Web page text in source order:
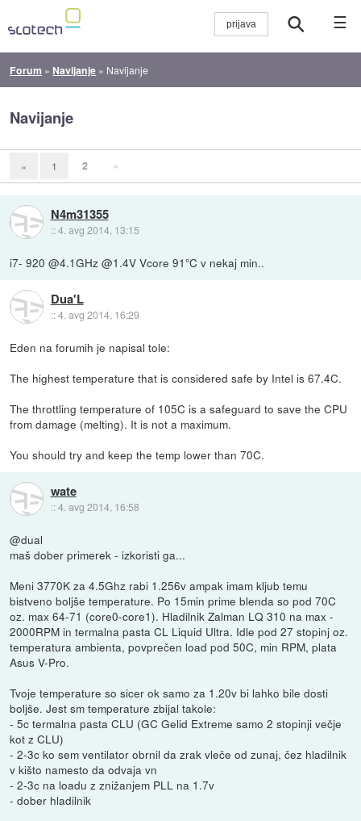
☰
Forum » Navijanje » Navijanje
Navijanje
« 1 2 »
N4m31355
::4. avg 2014, 13:15
i7- 920 @4.1GHz @1.4V Vcore 91°C v nekaj min..
Dua'L
::4. avg 2014, 16:29
Eden na forumih je napisal tole:
The highest temperature that is considered safe by Intel is 67.4C.
The throttling temperature of 105C is a safeguard to save the CPU
from damage (melting). It is not a maximum.
You should try and keep the temp lower than 70C.
wate
::4. avg 2014, 16:58
@dual
maš dober primerek - izkoristi ga...
Meni 3770K za 4.5Ghz rabi 1.256v ampak imam kljub temu
bistveno boljše temperature. Po 15min prime blenda so pod 70C
oz. max 64-71 (core0-core1). Hladilnik Zalman LQ 310 na max -
2000RPM in termalna pasta CL Liquid Ultra. Idle pod 27 stopinj oz.
temperatura ambienta, povprečen load pod 50C, min RPM, plata
Asus V-Pro.
Tvoje temperature so sicer ok samo za 1.20v bi lahko bile dosti
boljše. Jest sm temperature zbijal takole:
- 5c termalna pasta CLU (GC Gelid Extreme samo 2 stopinji večje
kot z CLU)
- 2-3c ko sem ventilator obrnil da zrak vleče od zunaj, čez hladilnik
v kišto namesto da odvaja vn
- 2-3c na loadu z znižanjem PLL na 1.7v
- dober hladilnik